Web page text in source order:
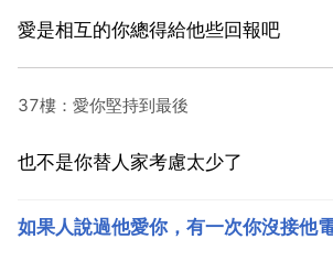
愛是相互的你總得給他些回報吧
37樓：愛你堅持到最後
也不是你替人家考慮太少了